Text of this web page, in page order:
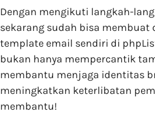
Dengan mengikuti langkah-
sekarang sudah bisa membuat
template email sendiri di
bukan hanya mempercantik
membantu menjaga identitas
meningkatkan keterlibatan
membantu!